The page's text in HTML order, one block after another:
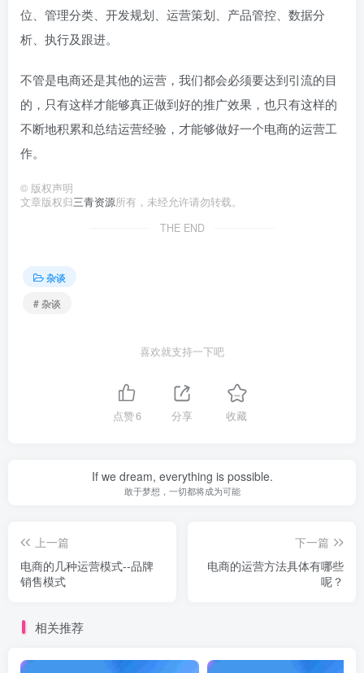
位、管理分类、开发规划、运营策划、产品管控、数据分
析、执行及跟进。
不管是电商还是其他的运营，我们都会必须要达到引流的目
的，只有这样才能够真正做到好的推广效果，也只有这样的
不断地积累和总结运营经验，才能够做好一个电商的运营工
作。
© 版权声明
文章版权归三青资源所有，未经允许请勿转载。
THE END
杂谈
# 杂谈
喜欢就支持一下吧
点赞6 分享 收藏
If we dream, everything is possible.
敢于梦想，一切都将成为可能
上一篇
电商的几种运营模式--品牌
销售模式
下一篇
电商的运营方法具体有哪些
呢？
相关推荐